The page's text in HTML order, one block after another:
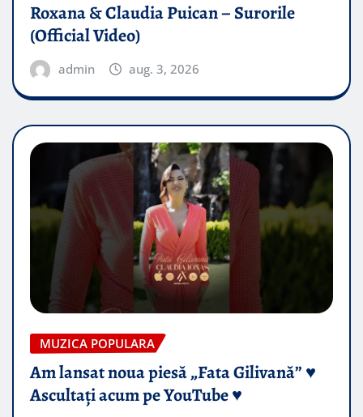
Roxana & Claudia Puican – Surorile
(Official Video)
admin aug. 3, 2026
MUZICA POPULARA
Am lansat noua piesă „Fata Gilivană” ♥️
Ascultați acum pe YouTube ♥️